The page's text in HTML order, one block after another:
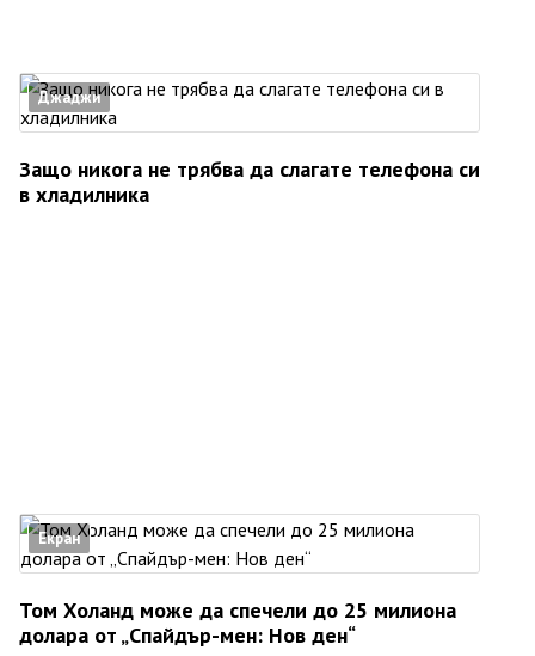
Джаджи
Защо никога не трябва да слагате телефона си
в хладилника
Екран
Том Холанд може да спечели до 25 милиона
долара от „Спайдър-мен: Нов ден“